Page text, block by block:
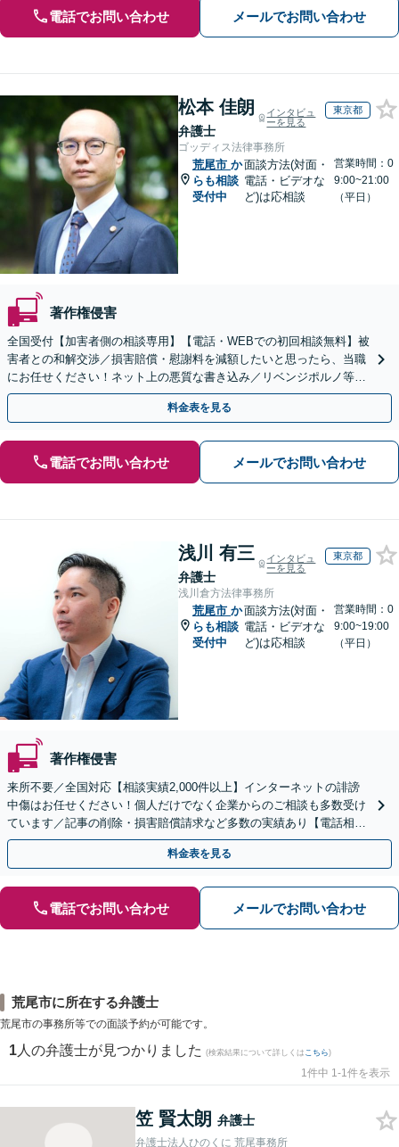
電話でお問い合わせ メールでお問い合わせ
松本 佳朗
弁護士
インタビュ
ーを見る
東京都
ゴッディス法律事務所
荒尾市 か
らも相談
受付中
面談方法(対面・
電話・ビデオな
ど)は応相談
営業時間：0
9:00~21:00
（平日）
著作権侵害
全国受付【加害者側の相談専用】【電話・WEBでの初回相談無料】被
害者との和解交渉／損害賠償・慰謝料を減額したいと思ったら、当職
にお任せください！ネット上の悪質な書き込み／リベンジポルノ等、
代表弁護士が最後まで対応【関東エリア以外の相談も可】
料金表を見る
電話でお問い合わせ メールでお問い合わせ
浅川 有三
弁護士
インタビュ
ーを見る
東京都
浅川倉方法律事務所
荒尾市 か
らも相談
受付中
面談方法(対面・
電話・ビデオな
ど)は応相談
営業時間：0
9:00~19:00
（平日）
著作権侵害
来所不要／全国対応【相談実績2,000件以上】インターネットの誹謗
中傷はお任せください！個人だけでなく企業からのご相談も多数受け
ています／記事の削除・損害賠償請求など多数の実績あり【電話相談
可】【初回相談無料】【夜間休日面談可】
料金表を見る
電話でお問い合わせ メールでお問い合わせ
荒尾市に所在する弁護士
荒尾市の事務所等での面談予約が可能です。
1 人の弁護士が見つかりました (検索結果について詳しくは こちら)
1件中 1-1件を表示
笠 賢太朗 弁護士
弁護士法人ひのくに 荒尾事務所